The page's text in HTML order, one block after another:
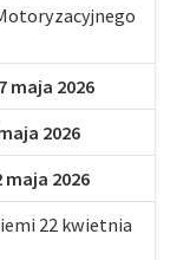
maja 2026
2026
maja 2026
22 kwietnia